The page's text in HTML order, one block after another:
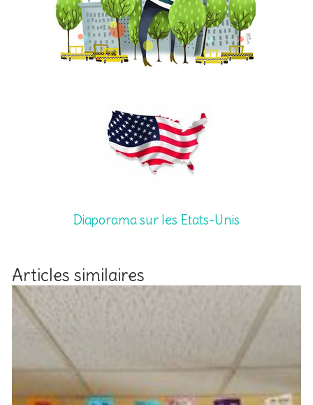
Diaporama sur les Etats-Unis
Articles similaires